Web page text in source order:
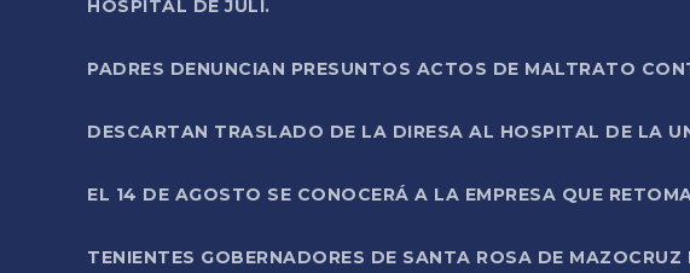
HOSPITAL DE JULI.
PADRES DENUNCIAN PRESUNTOS ACTOS DE MALTRATO
DESCARTAN TRASLADO DE LA DIRESA AL HOSPITAL DE LA
EL 14 DE AGOSTO SE CONOCERÁ A LA EMPRESA QUE
TENIENTES GOBERNADORES DE SANTA ROSA DE